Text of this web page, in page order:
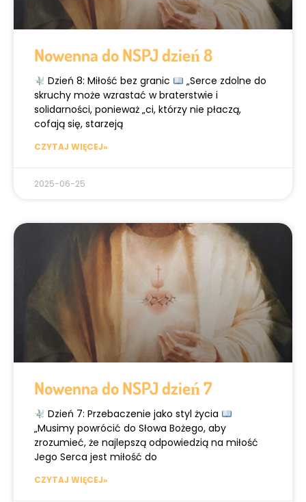
Nowenna do NSPJ dzień 8
Dzień 8: Miłość bez granic
„Serce zdolne do
skruchy może wzrastać w braterstwie i
solidarności, ponieważ „ci, którzy nie płaczą,
cofają się, starzeją
CZYTAJ WIĘCEJ»
2025-06-25
Nowenna do NSPJ dzień 7
Dzień 7: Przebaczenie jako styl życia
„Musimy powrócić do Słowa Bożego, aby
zrozumieć, że najlepszą odpowiedzią na miłość
Jego Serca jest miłość do
CZYTAJ WIĘCEJ»